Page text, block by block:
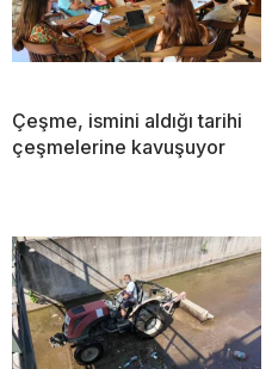
Çeşme, ismini aldığı tarihi
çeşmelerine kavuşuyor